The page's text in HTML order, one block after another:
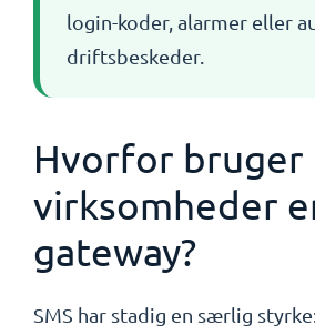
login-koder, alarmer eller
driftsbeskeder.
Hvorfor bruger
virksomheder
gateway?
SMS har stadig en særlig